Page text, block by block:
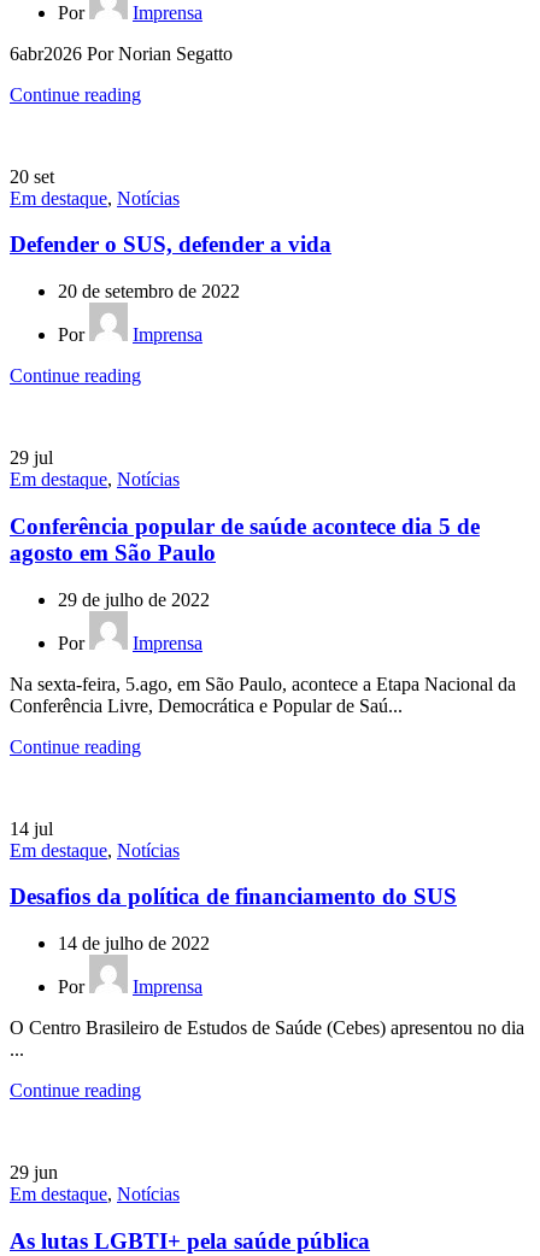
Por
Imprensa
6abr2026 Por Norian Segatto
Continue reading
20 set
Em destaque, Notícias
Defender o SUS, defender a vida
20 de setembro de 2022
Por
Imprensa
Continue reading
29 jul
Em destaque, Notícias
Conferência popular de saúde acontece dia 5 de
agosto em São Paulo
29 de julho de 2022
Por
Imprensa
Na sexta-feira, 5.ago, em São Paulo, acontece a Etapa Nacional da
Conferência Livre, Democrática e Popular de Saú...
Continue reading
14 jul
Em destaque, Notícias
Desafios da política de financiamento do SUS
14 de julho de 2022
Por
Imprensa
O Centro Brasileiro de Estudos de Saúde (Cebes) apresentou no dia
...
Continue reading
29 jun
Em destaque, Notícias
As lutas LGBTI+ pela saúde pública